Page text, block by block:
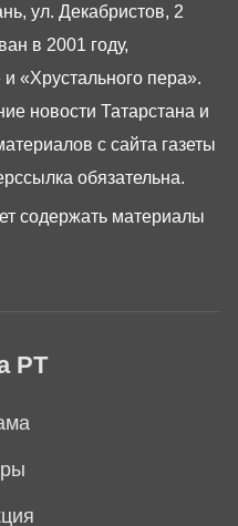
РТ
ул. Декабристов, 2
в 2001 году,
и «Хрустального пера».
новости Татарстана и
с сайта газеты
обязательна.
содержать материалы